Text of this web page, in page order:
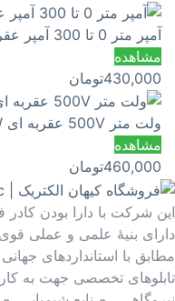
آمپر متر 0 تا 300 آمپر عقربه ای 96*96 BEW
مشاهده
430,000تومان
ولت متر 500V عقربه ای BEW مدل BE-96
مشاهده
460,000تومان
این شرکت با دارا بودن کادر
دارای بنیۀ علمی و عملی
مطابق با استانداردهای
تابلوهای تخصصی جهت به